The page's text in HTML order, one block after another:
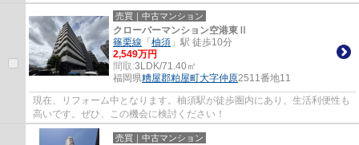
売買｜中古マンション
クローバーマンション空港東Ⅱ
篠栗線 「 柚須 」駅 徒歩10分
2,549万円
間取:3LDK/71.40㎡
福岡県糟屋郡粕屋町大字仲原2511番地11
現在、リフォーム中となります。柚須駅が徒歩圏内にあり、生活利便性も
高いです。ぜひ、この機会に検討ください！
売買｜中古マンション